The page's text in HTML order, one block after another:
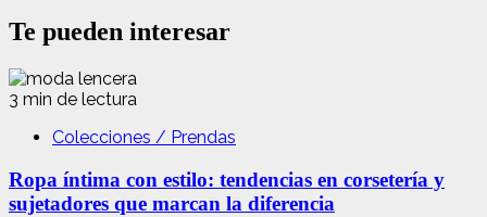
Te pueden interesar
3 min de lectura
Colecciones / Prendas
Ropa íntima con estilo: tendencias en corsetería y
sujetadores que marcan la diferencia